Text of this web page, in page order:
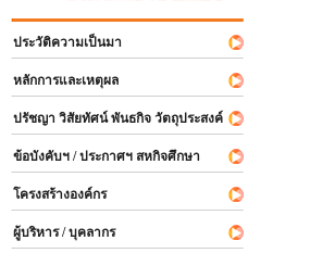
ประวัติความเป็นมา
หลักการและเหตุผล
ปรัชญา วิสัยทัศน์ พันธกิจ วัตถุประสงค์
ข้อบังคับฯ / ประกาศฯ สหกิจศึกษา
โครงสร้างองค์กร
ผู้บริหาร / บุคลากร